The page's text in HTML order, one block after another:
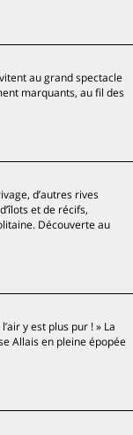
au grand spectacle
marquants, au fil des
d’autres rives
et de récifs,
Découverte au
y est plus pur ! » La
Allais en pleine épopée